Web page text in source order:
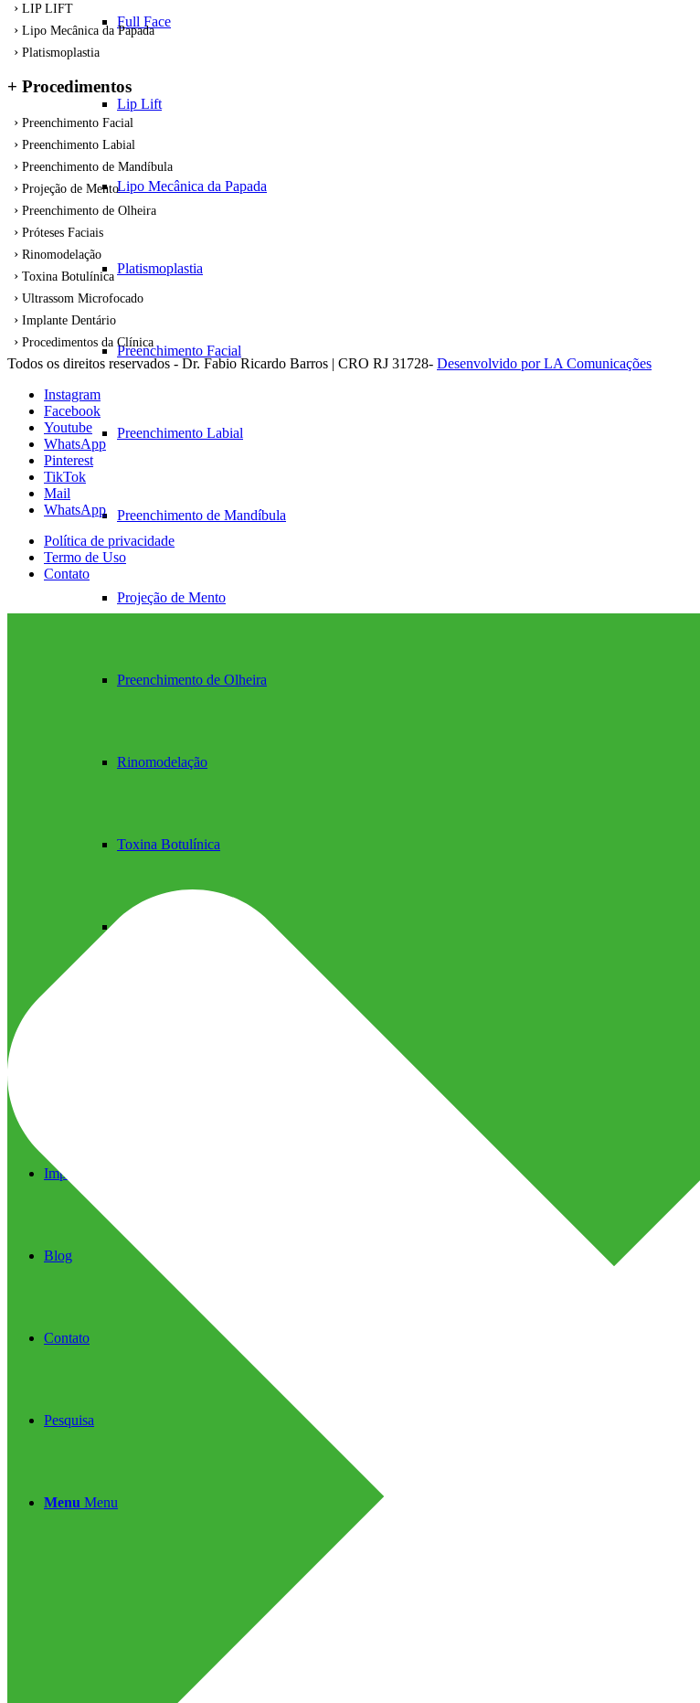
Full Face
Lip Lift
Lipo Mecânica da Papada
Platismoplastia
Preenchimento Facial
Preenchimento Labial
Preenchimento de Mandíbula
Projeção de Mento
Preenchimento de Olheira
Rinomodelação
Toxina Botulínica
Imprensa
Blog
Contato
Pesquisa
Menu Menu
LIP LIFT
Lipo Mecânica da Papada
Platismoplastia
+ Procedimentos
Preenchimento Facial
Preenchimento Labial
Preenchimento de Mandíbula
Projeção de Mento
Preenchimento de Olheira
Próteses Faciais
Rinomodelação
Toxina Botulínica
Ultrassom Microfocado
Implante Dentário
Procedimentos da Clínica
Todos os direitos reservados - Dr. Fabio Ricardo Barros | CRO RJ 31728- Desenvolvido por LA Comunicações
Instagram
Facebook
Youtube
WhatsApp
Pinterest
TikTok
Mail
WhatsApp
Política de privacidade
Termo de Uso
Contato